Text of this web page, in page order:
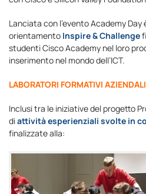
Lanciata con l’evento Academy
orientamento Inspire & Challenge
studenti Cisco Academy nel loro
inserimento nel mondo dell’ICT.
LABORATORI FORMATIVI AZIENDALI
Inclusi tra le iniziative del progetto
diattività esperienziali svolte in
finalizzate alla: